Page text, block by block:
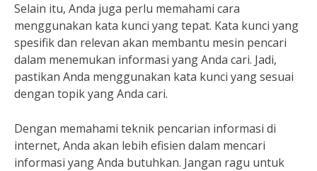
Selain itu, Anda juga perlu memahami cara
menggunakan kata kunci yang tepat. Kata kunci yang
spesifik dan relevan akan membantu mesin pencari
dalam menemukan informasi yang Anda cari. Jadi,
pastikan Anda menggunakan kata kunci yang sesuai
dengan topik yang Anda cari.
Dengan memahami teknik pencarian informasi di
internet, Anda akan lebih efisien dalam mencari
informasi yang Anda butuhkan. Jangan ragu untuk